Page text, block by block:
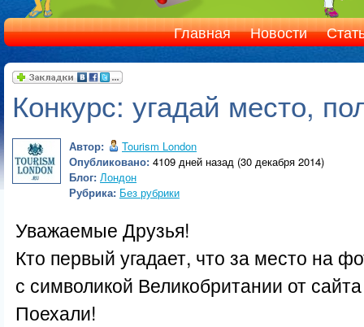
Главная Новости
Конкурс: угадай место,
Автор:
Tourism London
Опубликовано: 4109 дней назад (30 декабря 2014)
Блог: Лондон
Рубрика: Без рубрики
Уважаемые Друзья!
Кто первый угадает, что за место на
с символикой Великобритании от
Поехали!